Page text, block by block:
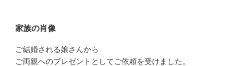
家族の肖像
ご結婚される娘さんから
ご両親へのプレゼントとしてご依頼を受けました。